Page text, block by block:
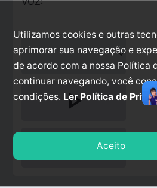
play_arrow
Utilizamos cookies e outras
aprimorar sua navegação e
de acordo com a nossa Política
continuar navegando, você
condições. Ler Política de
Aceito